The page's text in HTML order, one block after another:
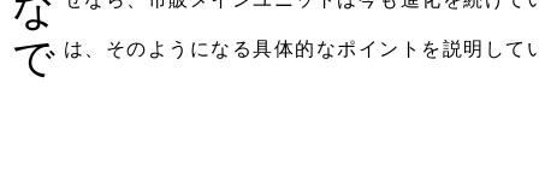
で は、そのようになる具体的なポイントを説明して